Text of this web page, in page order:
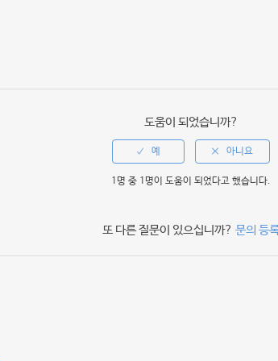
도움이 되었습니까?
1명 중 1명이 도움이 되었다고 했습니다.
또 다른 질문이 있으십니까? 문의 등